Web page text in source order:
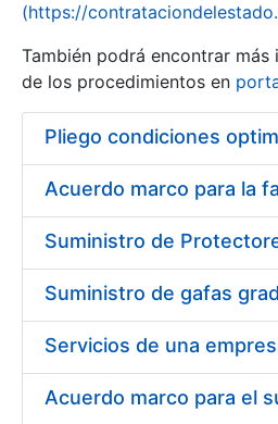
Erakutsi/Ezkutatu
(https://
También podrá encontrar
de los procedimientos en